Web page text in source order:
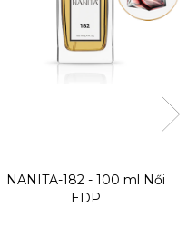
NANITA-182 - 100 ml
Női
EDP